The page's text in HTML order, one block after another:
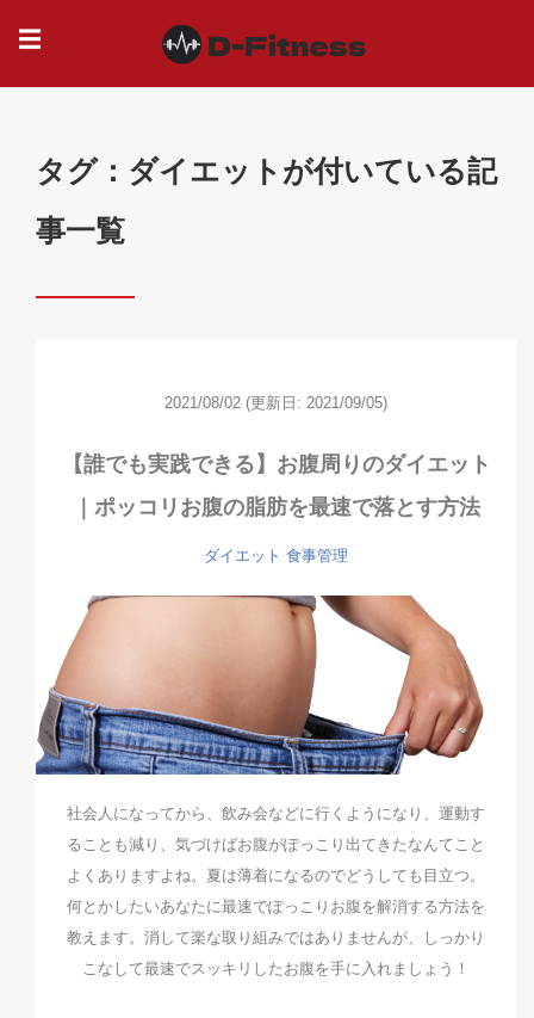
☰
タグ：ダイエットが付いている記
事一覧
2021/08/02 (更新日: 2021/09/05)
【誰でも実践できる】お腹周りのダイエット
｜ポッコリお腹の脂肪を最速で落とす方法
ダイエット 食事管理
社会人になってから、飲み会などに行くようになり、運動す
ることも減り、気づけばお腹がぽっこり出てきたなんてこと
よくありますよね。夏は薄着になるのでどうしても目立つ。
何とかしたいあなたに最速でぽっこりお腹を解消する方法を
教えます。消して楽な取り組みではありませんが、しっかり
こなして最速でスッキリしたお腹を手に入れましょう！